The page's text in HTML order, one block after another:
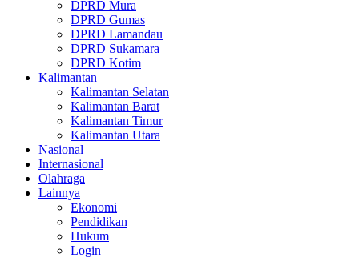
DPRD Mura
DPRD Gumas
DPRD Lamandau
DPRD Sukamara
DPRD Kotim
Kalimantan
Kalimantan Selatan
Kalimantan Barat
Kalimantan Timur
Kalimantan Utara
Nasional
Internasional
Olahraga
Lainnya
Ekonomi
Pendidikan
Hukum
Login